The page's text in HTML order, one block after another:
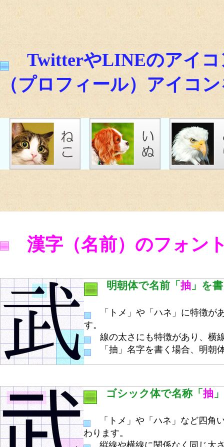
TwitterやLINEのアイ
（プロフィール）アイコ
漢字（名前）のフォン
明朝体で名前「 抽 」を
「トメ」や「ハネ」に特徴が
す。
線の太さにも特徴があり、横
「抽」名字を書く場合、明朝
ゴシック体で名称「 抽
「トメ」や「ハネ」など四角
わります。
縦線や横線に関係なく同じ太